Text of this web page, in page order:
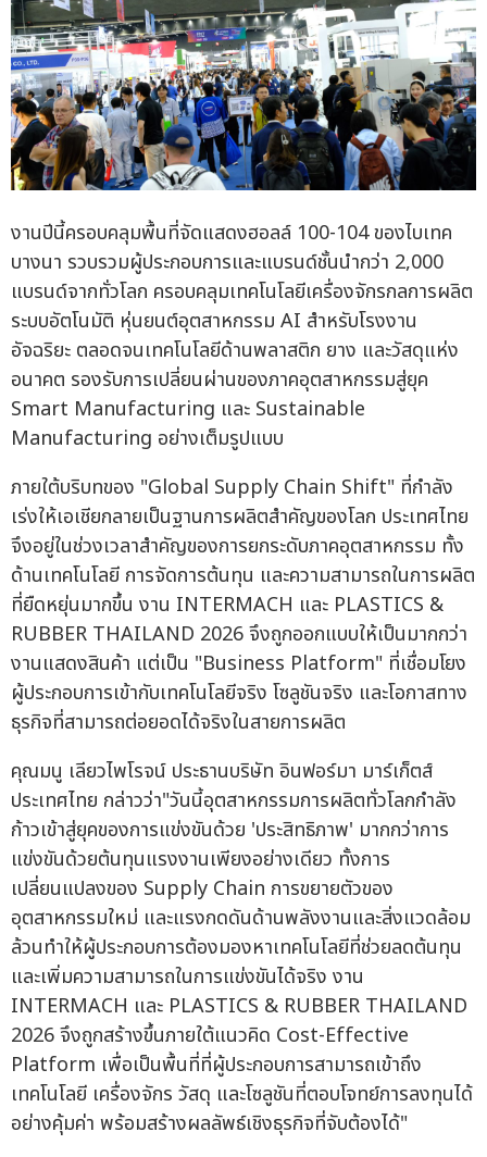
งานปีนี้ครอบคลุมพื้นที่จัดแสดงฮอลล์ 100-104 ของไบเทค
บางนา รวบรวมผู้ประกอบการและแบรนด์ชั้นนำกว่า 2,000
แบรนด์จากทั่วโลก ครอบคลุมเทคโนโลยีเครื่องจักรกลการผลิต
ระบบอัตโนมัติ หุ่นยนต์อุตสาหกรรม AI สำหรับโรงงาน
อัจฉริยะ ตลอดจนเทคโนโลยีด้านพลาสติก ยาง และวัสดุแห่ง
อนาคต รองรับการเปลี่ยนผ่านของภาคอุตสาหกรรมสู่ยุค
Smart Manufacturing และ Sustainable
Manufacturing อย่างเต็มรูปแบบ
ภายใต้บริบทของ "Global Supply Chain Shift" ที่กำลัง
เร่งให้เอเชียกลายเป็นฐานการผลิตสำคัญของโลก ประเทศไทย
จึงอยู่ในช่วงเวลาสำคัญของการยกระดับภาคอุตสาหกรรม ทั้ง
ด้านเทคโนโลยี การจัดการต้นทุน และความสามารถในการผลิต
ที่ยืดหยุ่นมากขึ้น งาน INTERMACH และ PLASTICS &
RUBBER THAILAND 2026 จึงถูกออกแบบให้เป็นมากกว่า
งานแสดงสินค้า แต่เป็น "Business Platform" ที่เชื่อมโยง
ผู้ประกอบการเข้ากับเทคโนโลยีจริง โซลูชันจริง และโอกาสทาง
ธุรกิจที่สามารถต่อยอดได้จริงในสายการผลิต
คุณมนู เลียวไพโรจน์ ประธานบริษัท อินฟอร์มา มาร์เก็ตส์
ประเทศไทย กล่าวว่า"วันนี้อุตสาหกรรมการผลิตทั่วโลกกำลัง
ก้าวเข้าสู่ยุคของการแข่งขันด้วย 'ประสิทธิภาพ' มากกว่าการ
แข่งขันด้วยต้นทุนแรงงานเพียงอย่างเดียว ทั้งการ
เปลี่ยนแปลงของ Supply Chain การขยายตัวของ
อุตสาหกรรมใหม่ และแรงกดดันด้านพลังงานและสิ่งแวดล้อม
ล้วนทำให้ผู้ประกอบการต้องมองหาเทคโนโลยีที่ช่วยลดต้นทุน
และเพิ่มความสามารถในการแข่งขันได้จริง งาน
INTERMACH และ PLASTICS & RUBBER THAILAND
2026 จึงถูกสร้างขึ้นภายใต้แนวคิด Cost-Effective
Platform เพื่อเป็นพื้นที่ที่ผู้ประกอบการสามารถเข้าถึง
เทคโนโลยี เครื่องจักร วัสดุ และโซลูชันที่ตอบโจทย์การลงทุนได้
อย่างคุ้มค่า พร้อมสร้างผลลัพธ์เชิงธุรกิจที่จับต้องได้"